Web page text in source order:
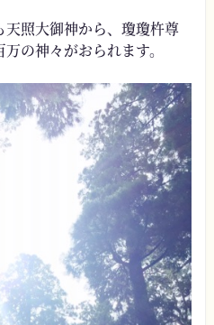
照大御神から、瓊瓊杵尊
の神々がおられます。